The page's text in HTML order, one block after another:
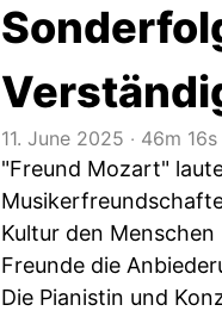
11. June 2025 ‧ 46m 16s
"Freund Mozart"
Kultur den
Freunde die
Die Pianistin und